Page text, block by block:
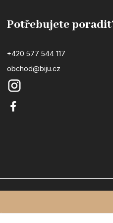
Potřebujete
+420 577 544 117
obchod@biju.cz